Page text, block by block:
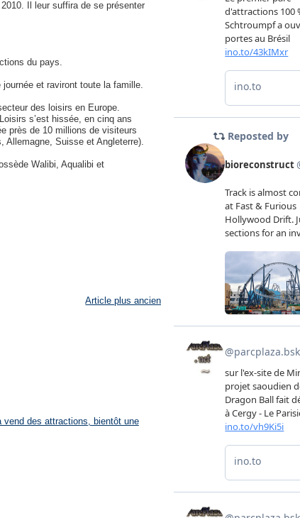
Il leur suffira de se présenter
du pays.
et raviront toute la famille.
des loisirs en Europe.
s’est hissée, en cinq ans
près de 10 millions de visiteurs
Allemagne, Suisse et Angleterre).
Walibi, Aqualibi et
Article plus ancien
vend des attractions, bientôt une